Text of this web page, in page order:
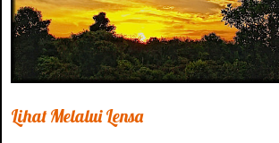
Lihat Melalui Lensa